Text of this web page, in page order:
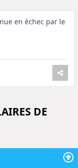
en échec par le
DE